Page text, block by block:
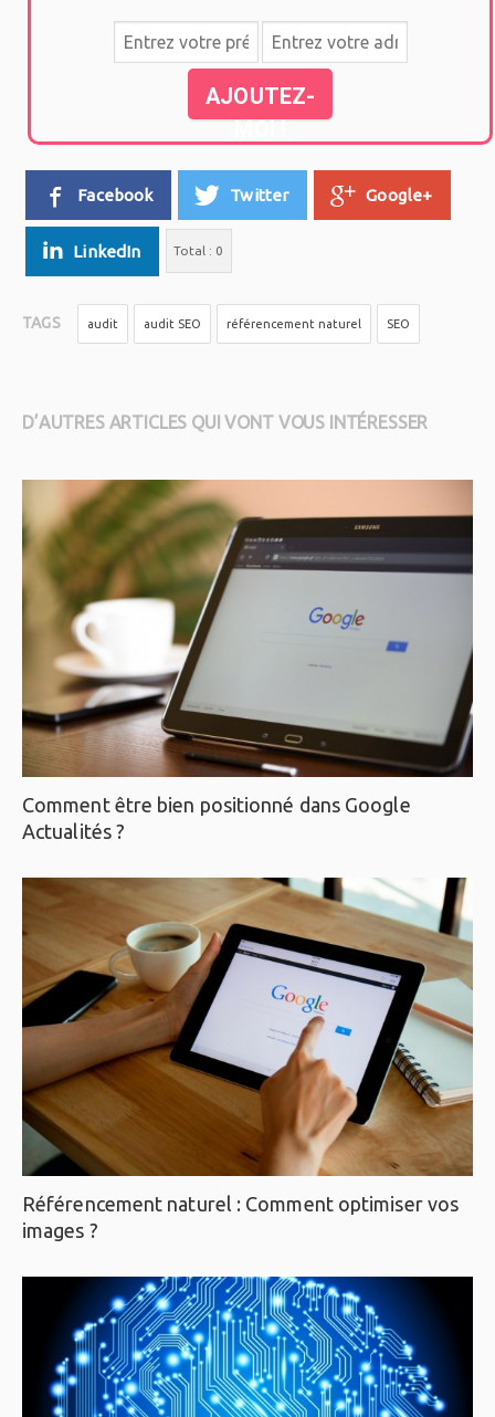
AJOUTEZ-
MOI !
Facebook Twitter Google+
LinkedIn Total : 0
TAGS audit audit SEO référencement naturel SEO
D’AUTRES ARTICLES QUI VONT VOUS INTÉRESSER
Comment être bien positionné dans Google
Actualités ?
Référencement naturel : Comment optimiser vos
images ?